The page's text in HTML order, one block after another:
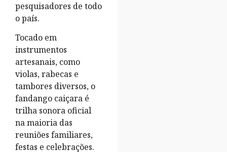
pesquisadores de todo
o país.
Tocado em
instrumentos
artesanais, como
violas, rabecas e
tambores diversos, o
fandango caiçara é
trilha sonora oficial
na maioria das
reuniões familiares,
festas e celebrações.